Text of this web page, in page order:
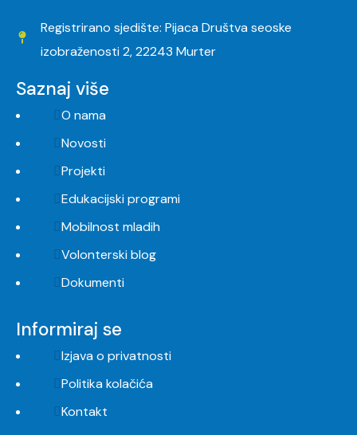
Registrirano sjedište: Pijaca Društva seoske
izobraženosti 2, 22243 Murter
Saznaj više
O nama
Novosti
Projekti
Edukacijski programi
Mobilnost mladih
Volonterski blog
Dokumenti
Informiraj se
Izjava o privatnosti
Politika kolačića
Kontakt